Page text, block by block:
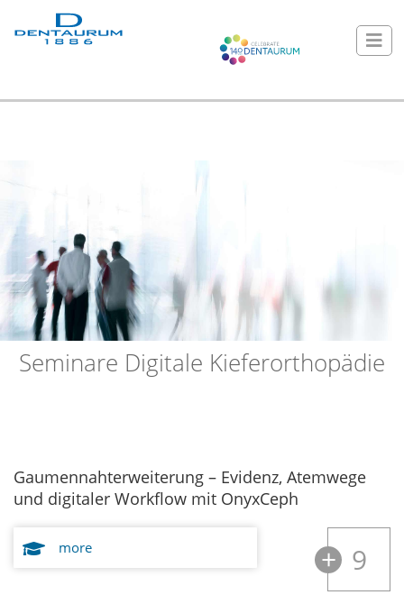
Seminare Digitale Kieferorthopädie
Gaumennahterweiterung – Evidenz, Atemwege
und digitaler Workflow mit OnyxCeph
9
more